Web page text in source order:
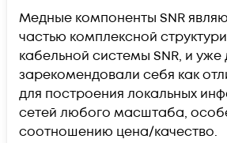
Медные компоненты SNR
частью комплексной
кабельной системы SNR, и уже
зарекомендовали себя как
для построения локальных
сетей любого масштаба,
соотношению цена/качество.